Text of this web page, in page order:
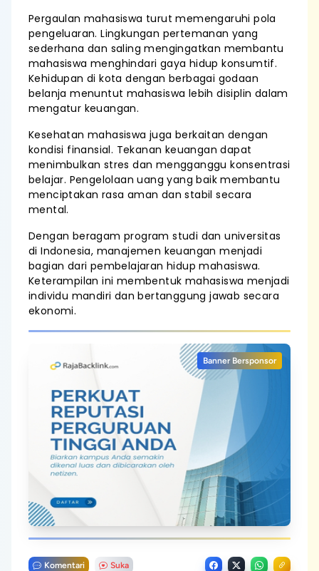
Pergaulan mahasiswa turut memengaruhi pola
pengeluaran. Lingkungan pertemanan yang
sederhana dan saling mengingatkan membantu
mahasiswa menghindari gaya hidup konsumtif.
Kehidupan di kota dengan berbagai godaan
belanja menuntut mahasiswa lebih disiplin dalam
mengatur keuangan.
Kesehatan mahasiswa juga berkaitan dengan
kondisi finansial. Tekanan keuangan dapat
menimbulkan stres dan mengganggu konsentrasi
belajar. Pengelolaan uang yang baik membantu
menciptakan rasa aman dan stabil secara
mental.
Dengan beragam program studi dan universitas
di Indonesia, manajemen keuangan menjadi
bagian dari pembelajaran hidup mahasiswa.
Keterampilan ini membentuk mahasiswa menjadi
individu mandiri dan bertanggung jawab secara
ekonomi.
Banner Bersponsor
Komentari Suka